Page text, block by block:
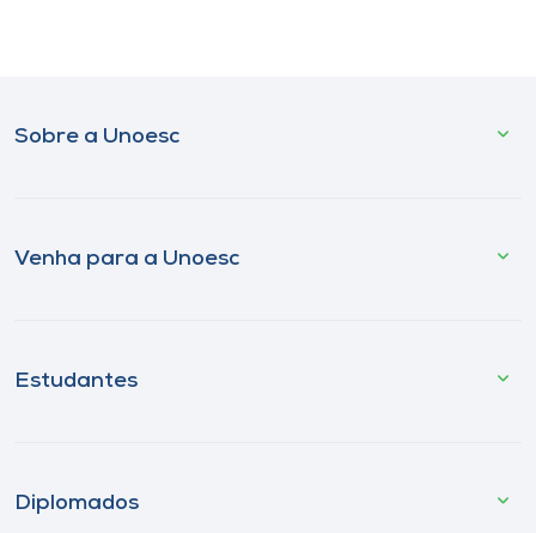
Sobre a Unoesc
Venha para a Unoesc
Estudantes
Diplomados